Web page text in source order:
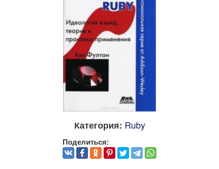
Категория: Ruby
Поделиться: